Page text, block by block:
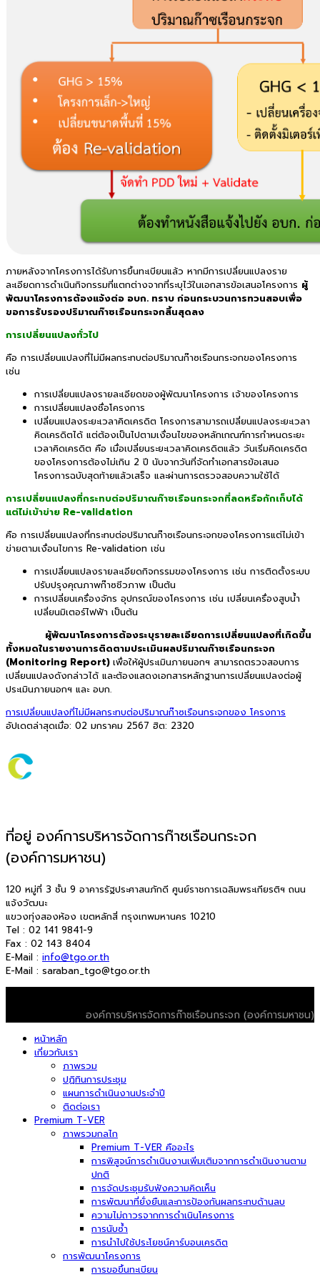
ภายหลังจากโครงการได้รับการขึ้นทะเบียนแล้ว หากมีการเปลี่ยนแปลงราย
ละเอียดการดำเนินกิจกรรมที่แตกต่างจากที่ระบุไว้ในเอกสารข้อเสนอโครงการ ผู้
พัฒนาโครงการต้องแจ้งต่อ อบก. ทราบ ก่อนกระบวนการทวนสอบเพื่อ
ขอการรับรองปริมาณก๊าซเรือนกระจกสิ้นสุดลง
การเปลี่ยนแปลงทั่วไป
คือ การเปลี่ยนแปลงที่ไม่มีผลกระทบต่อปริมาณก๊าซเรือนกระจกของโครงการ
เช่น
การเปลี่ยนแปลงรายละเอียดของผู้พัฒนาโครงการ เจ้าของโครงการ
การเปลี่ยนแปลงชื่อโครงการ
เปลี่ยนแปลงระยะเวลาคิดเครดิต โครงการสามารถเปลี่ยนแปลงระยะเวลา
คิดเครดิตได้ แต่ต้องเป็นไปตามเงื่อนไขของหลักเกณฑ์การกำหนดระยะ
เวลาคิดเครดิต คือ เมื่อเปลี่ยนระยะเวลาคิดเครดิตแล้ว วันเริ่มคิดเครดิต
ของโครงการต้องไม่เกิน 2 ปี นับจากวันที่จัดทำเอกสารข้อเสนอ
โครงการฉบับสุดท้ายแล้วเสร็จ และผ่านการตรวจสอบความใช้ได้
การเปลี่ยนแปลงที่กระทบต่อปริมาณก๊าซเรือนกระจกที่ลดหรือกักเก็บได้
แต่ไม่เข้าข่าย Re-validation
คือ การเปลี่ยนแปลงที่กระทบต่อปริมาณก๊าซเรือนกระจกของโครงการแต่ไม่เข้า
ข่ายตามเงื่อนไขการ Re-validation เช่น
การเปลี่ยนแปลงรายละเอียดกิจกรรมของโครงการ เช่น การติดตั้งระบบ
ปรับปรุงคุณภาพก๊าซชีวภาพ เป็นต้น
การเปลี่ยนเครื่องจักร อุปกรณ์ของโครงการ เช่น เปลี่ยนเครื่องสูบน้ำ
เปลี่ยนมิเตอร์ไฟฟ้า เป็นต้น
ผู้พัฒนาโครงการต้องระบุรายละเอียดการเปลี่ยนแปลงที่เกิดขึ้น
ทั้งหมดในรายงานการติดตามประเมินผลปริมาณก๊าซเรือนกระจก
(Monitoring Report) เพื่อให้ผู้ประเมินภายนอกฯ สามารถตรวจสอบการ
เปลี่ยนแปลงดังกล่าวได้ และต้องแสดงเอกสารหลักฐานการเปลี่ยนแปลงต่อผู้
ประเมินภายนอกฯ และ อบก.
การเปลี่ยนแปลงที่ไม่มีผลกระทบต่อปริมาณก๊าซเรือนกระจกของ โครงการ
อัปเดตล่าสุดเมื่อ: 02 มกราคม 2567 ฮิต: 2320
ที่อยู่ องค์การบริหารจัดการก๊าซเรือนกระจก
(องค์การมหาชน)
120 หมู่ที่ 3 ชั้น 9 อาคารรัฐประศาสนภักดี ศูนย์ราชการเฉลิมพระเกียรติฯ ถนน
แจ้งวัฒนะ
แขวงทุ่งสองห้อง เขตหลักสี่ กรุงเทพมหานคร 10210
Tel : 02 141 9841-9
Fax : 02 143 8404
E-Mail : info@tgo.or.th
E-Mail : saraban_tgo@tgo.or.th
องค์การบริหารจัดการก๊าซเรือนกระจก (องค์การมหาชน)
หน้าหลัก
เกี่ยวกับเรา
ภาพรวม
ปฏิทินการประชุม
แผนการดำเนินงานประจำปี
ติดต่อเรา
Premium T-VER
ภาพรวมกลไก
Premium T-VER คืออะไร
การพิสูจน์การดำเนินงานเพิ่มเติมจากการดำเนินงานตาม
ปกติ
การจัดประชุมรับฟังความคิดเห็น
การพัฒนาที่ยั่งยืนและการป้องกันผลกระทบด้านลบ
ความไม่ถาวรจากการดำเนินโครงการ
การนับซ้ำ
การนำไปใช้ประโยชน์คาร์บอนเครดิต
การพัฒนาโครงการ
การขอขึ้นทะเบียน